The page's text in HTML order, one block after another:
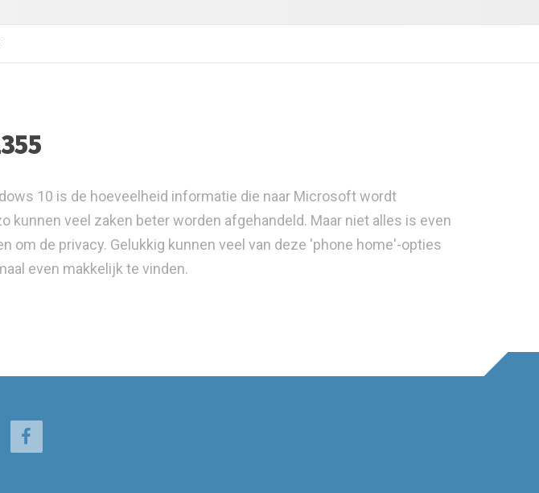
10 is de hoeveelheid informatie die naar Microsoft wordt
kunnen veel zaken beter worden afgehandeld. Maar niet alles is even
om de privacy. Gelukkig kunnen veel van deze 'phone home'-opties
even makkelijk te vinden.